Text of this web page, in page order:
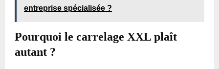
entreprise spécialisée ?
Pourquoi le carrelage XXL plaît
autant ?